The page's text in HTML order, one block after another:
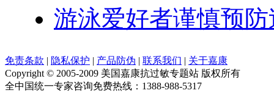
游泳爱好者谨慎预
免责条款 | 隐私保护 | 产品防伪 | 联系我们 | 关于嘉康
Copyright © 2005-2009 美国嘉康抗过敏专题站 版权所有
全中国统一专家咨询免费热线：1388-988-5317